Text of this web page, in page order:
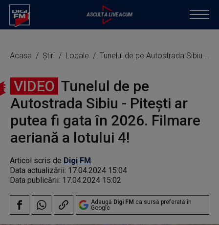
Acasa Știri Locale Tunelul de pe Autostrada Sibiu - Pitești ar putea fi gata în 2026. Filmare aeriană a lotului 4!
VIDEO Tunelul de pe
Autostrada Sibiu - Pitești ar
putea fi gata în 2026. Filmare
aeriană a lotului 4!
Articol scris de Digi FM
Data actualizării: 17.04.2024 15:04
Data publicării: 17.04.2024 15:02
Adaugă Digi FM ca sursă preferată în
Google